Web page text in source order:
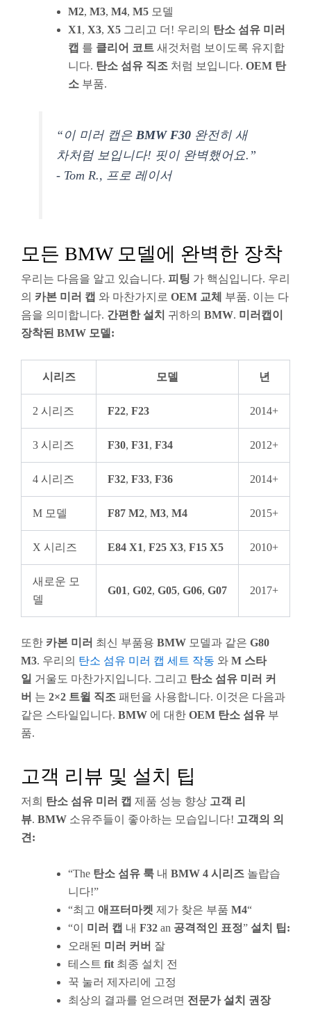
M2, M3, M4, M5 모델
X1, X3, X5 그리고 더! 우리의 탄소 섬유 미러
캡 를 클리어 코트 새것처럼 보이도록 유지합
니다. 탄소 섬유 직조 처럼 보입니다. OEM 탄
소 부품.
“이 미러 캡은BMW F30 완전히 새
차처럼 보입니다! 핏이 완벽했어요.”
- Tom R., 프로 레이서
모든 BMW 모델에 완벽한 장착
우리는 다음을 알고 있습니다. 피팅 가 핵심입니다. 우리
의 카본 미러 캡 와 마찬가지로 OEM 교체
부품. 이는 다
음을 의미합니다. 간편한 설치 귀하의 BMW. 미러캡이
장착된 BMW 모델:
시리즈 모델 년
2 시리즈 F22, F23 2014+
3 시리즈 F30, F31, F34 2012+
4 시리즈 F32, F33, F36 2014+
M 모델 F87 M2, M3, M4 2015+
X 시리즈 E84 X1, F25 X3, F15 X5 2010+
새로운 모
델
G01, G02, G05, G06, G07 2017+
또한 카본 미러 최신 부품용 BMW 모델과 같은 G80
M3. 우리의 탄소 섬유 미러 캡 세트 작동 와 M 스타
일 거울도 마찬가지입니다. 그리고 탄소 섬유 미러 커
버 는 2×2 트윌 직조 패턴을 사용합니다. 이것은 다음과
같은 스타일입니다. BMW 에 대한 OEM 탄소 섬유 부
품.
고객 리뷰 및 설치 팁
저희 탄소 섬유 미러 캡 제품 성능 향상 고객 리
뷰. BMW 소유주들이 좋아하는 모습입니다! 고객의 의
견:
“The 탄소 섬유 룩 내 BMW 4 시리즈 놀랍습
니다!”
“최고 애프터마켓 제가 찾은 부품 M4“
“이 미러 캡 내 F32 an 공격적인 표정” 설치 팁:
오래된 미러 커버 잘
테스트 fit 최종 설치 전
꾹 눌러 제자리에 고정
최상의 결과를 얻으려면 전문가 설치 권장